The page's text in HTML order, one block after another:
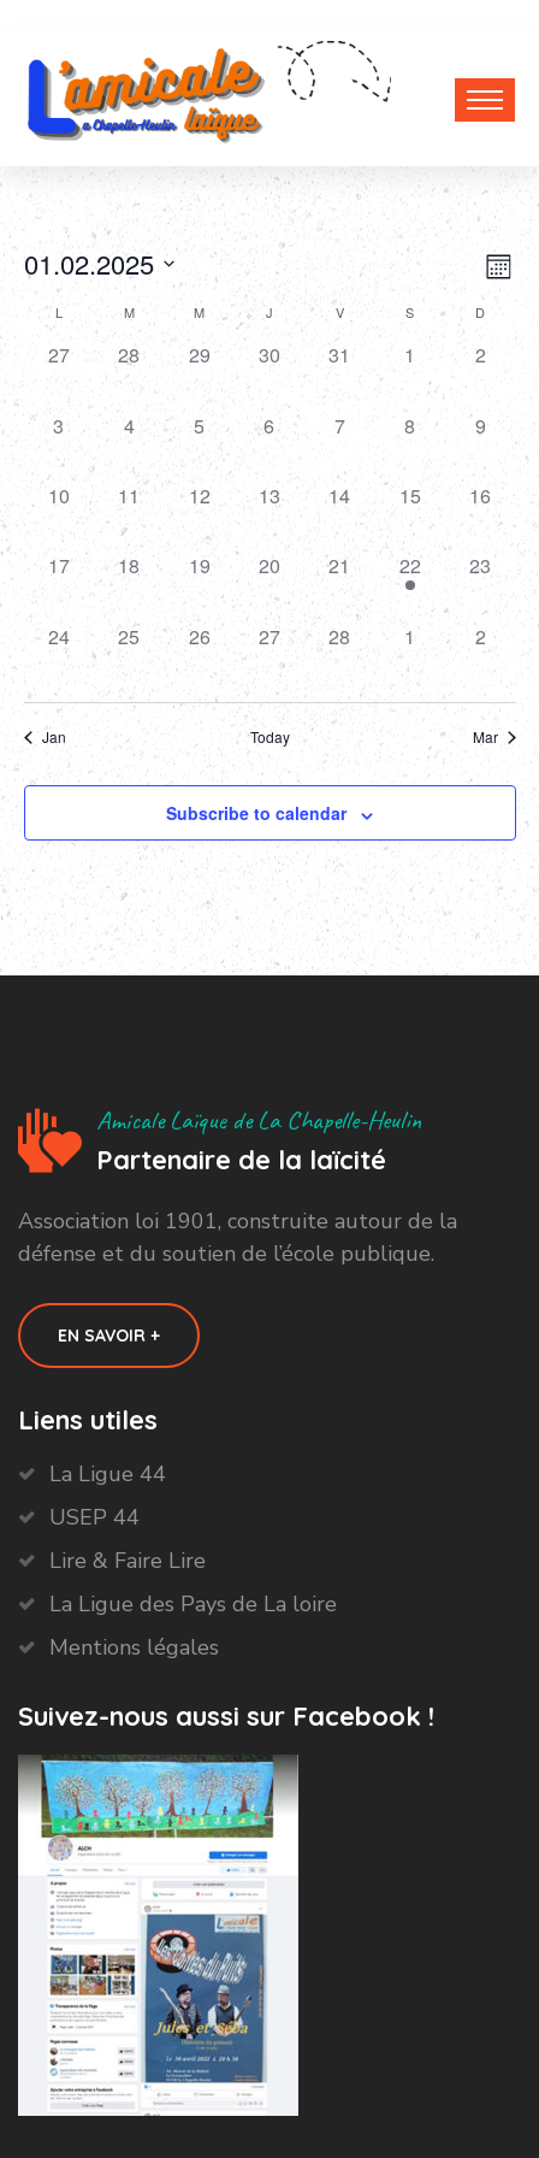
01.02.2025
Select
date.
Calendar
of
Events
L M M J V S D
0
events,
27
0
events,
28
0
events,
29
0
30
0
events,
31
0
events,
1
0
events,
2
0
events,
3
0
4
0
events,
5
0
6
0
events,
7
0
8
0
events,
9
0
events,
10
0
events,
11
0
12
0
events,
13
0
events,
14
0
events,
15
0
events,
16
0
events,
17
0
events,
18
0
events,
19
0
events,
20
0
events,
21
1
event,
22
0
23
0
events,
24
0
events,
25
0
events,
26
0
events,
27
0
events,
28
0
events,
1
0
2
Jan Today Mar
Subscribe to calendar
Amicale Laïque de La Chapelle-Heulin
Partenaire de la laïcité
Association loi 1901, construite autour de la
défense et du soutien de l’école publique.
EN SAVOIR +
Liens utiles
La Ligue 44
USEP 44
Lire & Faire Lire
La Ligue des Pays de La loire
Mentions légales
Suivez-nous aussi sur Facebook !